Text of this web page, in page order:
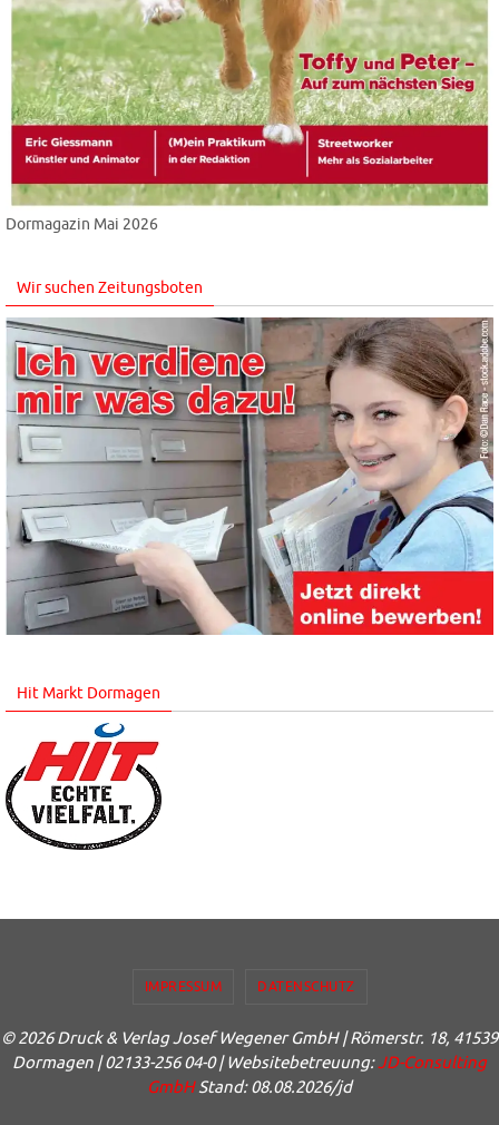
Dormagazin Mai 2026
Wir suchen Zeitungsboten
Hit Markt Dormagen
IMPRESSUM DATENSCHUTZ
© 2026 Druck & Verlag Josef Wegener GmbH | Römerstr. 18, 41539
Dormagen | 02133-256 04-0 | Websitebetreuung:JD-Consulting
GmbHStand: 08.08.2026/jd